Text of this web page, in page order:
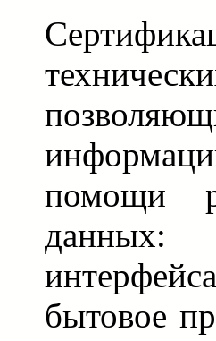
помощи
данных:
бытовое